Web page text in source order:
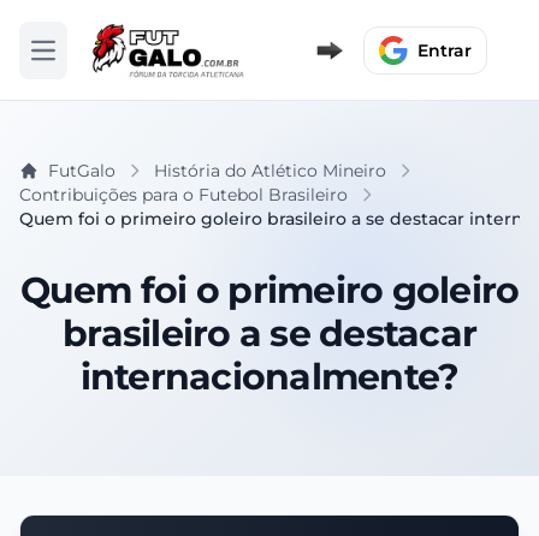
Abrir menu Entrar
FutGalo
História do Atlético Mineiro
Contribuições para o Futebol Brasileiro
Quem foi o primeiro goleiro brasileiro a se destacar
Quem foi o primeiro goleiro
brasileiro a se destacar
internacionalmente?